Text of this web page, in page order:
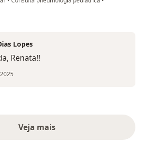
Renata Vivian
Lopes
Renata!!
Veja maisopiniões acima